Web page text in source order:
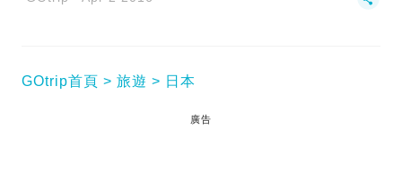
GOtrip首頁 旅遊 日本
廣告